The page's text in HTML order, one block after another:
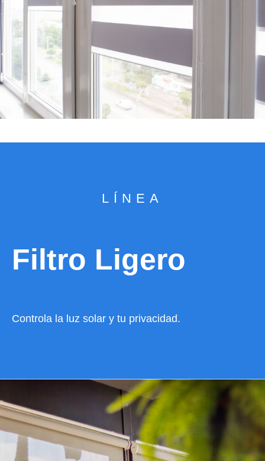
LÍNEA
Filtro Ligero
Controla la luz solar y tu privacidad.